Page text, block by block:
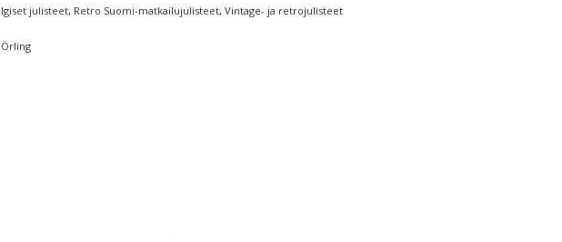
julisteet, Retro Suomi-matkailujulisteet, Vintage- ja retrojulisteet
Örling